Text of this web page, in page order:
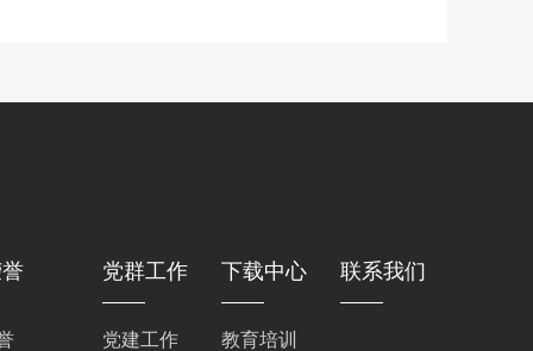
党群工作
党建工作
下载中心
教育培训
联系我们